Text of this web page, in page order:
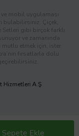
Sepete Ekle
ve mobil uygulaması
bulabilirsiniz. Çiçek,
Setleri gibi birçok farklı
ve zamanında
mutlu etmek için, ister
fırsatlarla dolu
Hizmetleri A.Ş